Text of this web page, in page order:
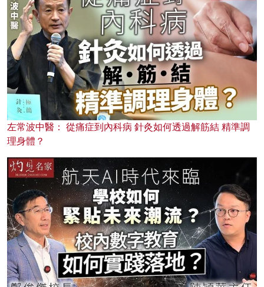
左常波中醫： 從痛症到內科病 針灸如何透過解筋結 精準調
理身體？